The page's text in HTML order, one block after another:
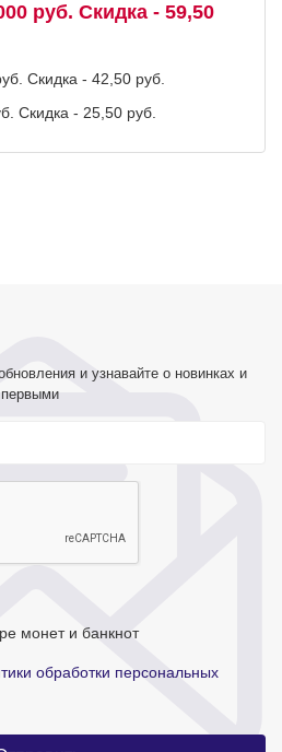
руб. Скидка - 59,50
Скидка - 42,50 руб.
Скидка - 25,50 руб.
и узнавайте о новинках и
монет и банкнот
обработки персональных